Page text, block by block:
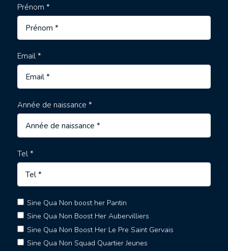
Prénom *
Email *
Année de naissance *
Tel *
Sine Qua Non boost her Pantin
Sine Qua Non Boost Her Aubervilliers
Sine Qua Non Boost Her Le Pre Saint Gervais
Sine Qua Non Squad Quartier Jeunes